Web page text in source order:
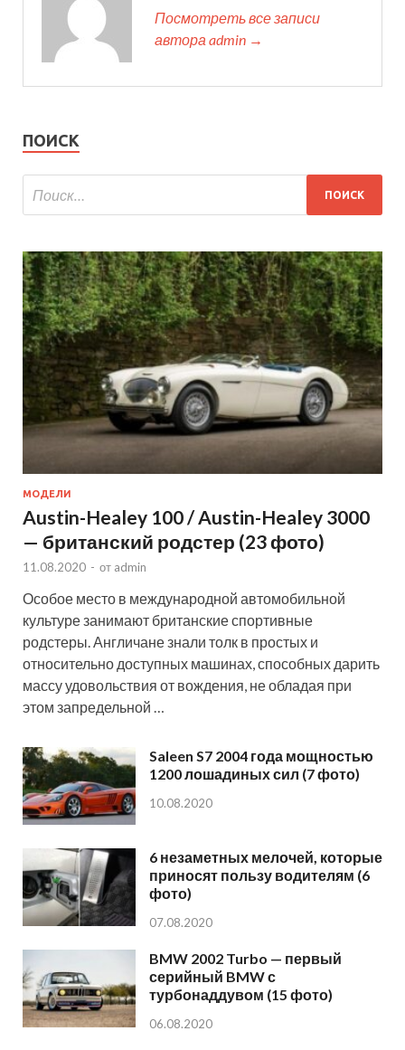
Посмотреть все записи
автора admin →
ПОИСК
МОДЕЛИ
Austin-Healey 100 / Austin-Healey 3000
— британский родстер (23 фото)
11.08.2020 - от admin
Особое место в международной автомобильной
культуре занимают британские спортивные
родстеры. Англичане знали толк в простых и
относительно доступных машинах, способных дарить
массу удовольствия от вождения, не обладая при
этом запредельной …
Saleen S7 2004 года мощностью
1200 лошадиных сил (7 фото)
10.08.2020
6 незаметных мелочей, которые
приносят пользу водителям (6
фото)
07.08.2020
BMW 2002 Turbo — первый
серийный BMW с
турбонаддувом (15 фото)
06.08.2020